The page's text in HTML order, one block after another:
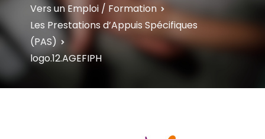
Vers un Emploi / Formation
Les Prestations d’Appuis Spécifiques
(PAS)
logo.12.AGEFIPH